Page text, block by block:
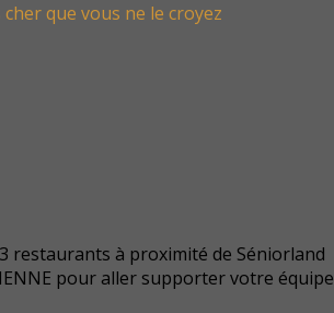
que vous ne le croyez
restaurants à proximité de Séniorland
pour aller supporter votre équipe